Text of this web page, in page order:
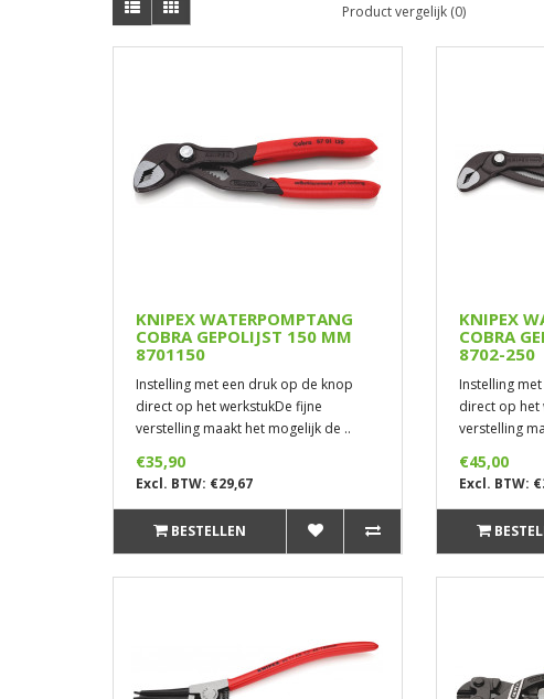
Product vergelijk (0)
KNIPEX WATERPOMPTANG
COBRA GEPOLIJST 150 MM
8701150
Instelling met een druk op de knop
direct op het werkstukDe fijne
verstelling maakt het mogelijk de ..
€35,90
Excl. BTW: €29,67
BESTELLEN
KNIPEX
COBRA
8702-250
Instelling
direct op het
verstelling
€45,00
Excl. BTW: